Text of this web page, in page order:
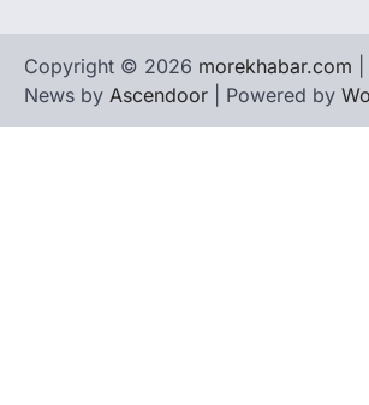
Copyright © 2026 morekhabar.com
News by Ascendoor | Powered by